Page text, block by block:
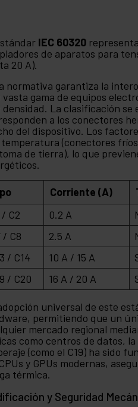
IEC 60320
de aparatos para
20 A).
normativa garantiza la
vasta gama de equipos
densidad. La clasificación se
a los conectores
del dispositivo. Los
temperatura (conectores
de tierra), lo que
Corriente (A)
/ C2
0.2 A
/ C8
2.5 A
/ C14
10 A / 15 A
/ C20
16 A / 20 A
universal de este
permitiendo que un
mercado regional
como centros de datos,
(como el C19) ha sido
y GPUs modernas,
térmica.
y Seguridad